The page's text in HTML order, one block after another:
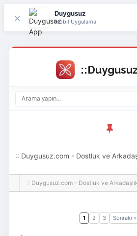
× Duygusuz
Mobil Uygulama
:: Duygusuz.com - Dostluk ve
hoş geldin ziyaretçi! Aramıza
:: Duygusuz.com - Dostluk ve
1 2 3 Sonraki »